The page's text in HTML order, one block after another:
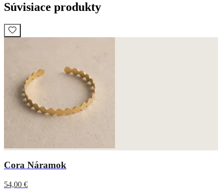
Súvisiace produkty
Cora Náramok
54,00 €